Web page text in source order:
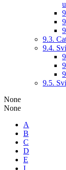
9.3.
9.4.
9.5.
None
None
A
B
C
D
E
I